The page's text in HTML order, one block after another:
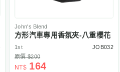
John's Blend
方形汽車專用香氛夾-八重櫻花
1st
JOB032
原價 $200
NT$ 164